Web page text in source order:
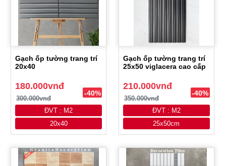
Gạch ốp tường trang trí
20x40
180.000vnđ
300.000vnđ
-40%
ĐVT : M2
20x40
Gạch ốp tường trang trí
25x50 viglacera cao cấp
210.000vnđ
350.000vnđ
-40%
ĐVT : M2
25x50cm